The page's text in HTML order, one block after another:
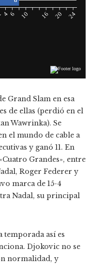
Grand Slam en esa
de ellas (perdió en el
Wawrinka). Se
el mundo de cable a
y ganó 11. En
Grandes», entre
Roger Federer y
marca de 15-4
Nadal, su principal
temporada así es
Djokovic no se
normalidad, y